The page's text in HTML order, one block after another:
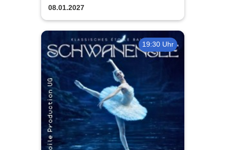
08.01.2027
19:30 Uhr